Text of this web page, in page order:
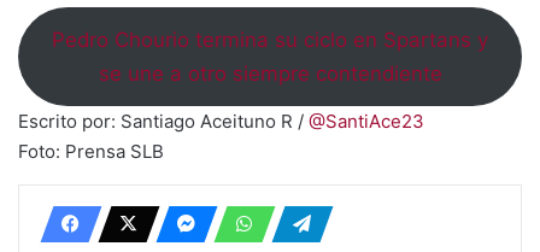
Pedro Chourio termina su ciclo en Spartans y
se une a otro siempre contendiente
Escrito por: Santiago Aceituno R / @SantiAce23
Foto: Prensa SLB